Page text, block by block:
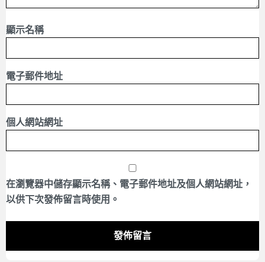
顯示名稱
電子郵件地址
個人網站網址
在瀏覽器中儲存顯示名稱、電子郵件地址及個人網站網址，
以供下次發佈留言時使用。